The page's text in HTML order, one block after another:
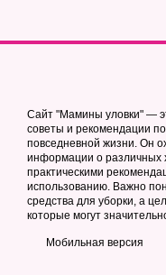
Сайт "Мамины уловки" —
советы и рекомендации
повседневной жизни. Он
информации о различных
практическими
использованию. Важно
средства для уборки, а
которые могут
Мобильная версия